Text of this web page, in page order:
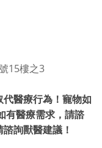
15樓之3
醫療行為！寵物如
有醫療需求，請諮
詢獸醫建議！